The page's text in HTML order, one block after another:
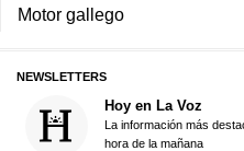
Motor gallego
NEWSLETTERS
Hoy en La Voz
La información más
hora de la mañana